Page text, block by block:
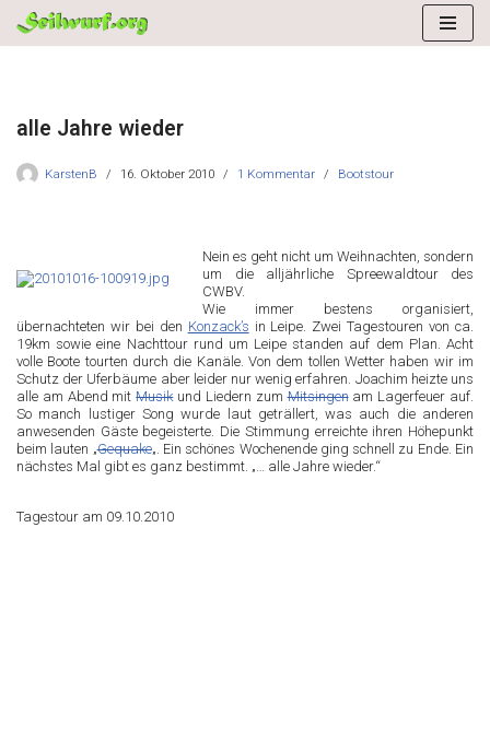
alle Jahre wieder
KarstenB 16. Oktober 2010 1 Kommentar Bootstour
Nein es geht nicht um Weihnachten, sondern
um die alljährliche Spreewaldtour des
CWBV.
Wie immer bestens organisiert,
übernachteten wir bei den Konzack’s in Leipe. Zwei Tagestouren von ca.
19km sowie eine Nachttour rund um Leipe standen auf dem Plan. Acht
volle Boote tourten durch die Kanäle. Von dem tollen Wetter haben wir im
Schutz der Uferbäume aber leider nur wenig erfahren. Joachim heizte uns
alle am Abend mitMusikund Liedern zumMitsingenam Lagerfeuer auf.
So manch lustiger Song wurde laut geträllert, was auch die anderen
anwesenden Gäste begeisterte. Die Stimmung erreichte ihren Höhepunkt
beim lauten „Gequake„. Ein schönes Wochenende ging schnell zu Ende. Ein
nächstes Mal gibt es ganz bestimmt. „… alle Jahre wieder.“
Tagestour am 09.10.2010